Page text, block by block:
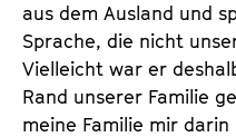
aus dem Ausland und
Sprache, die nicht
Vielleicht war er
Rand unserer Familie
meine Familie mir